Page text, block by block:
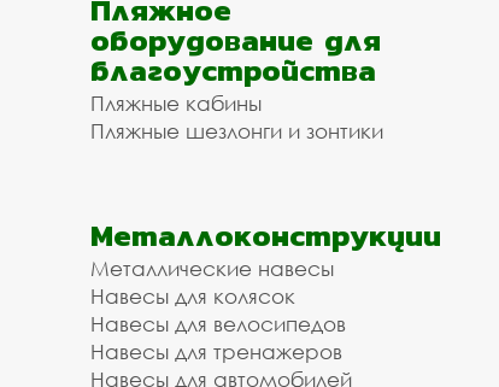
Пляжное
оборудование для
благоустройства
Пляжные кабины
Пляжные шезлонги и зонтики
Металлоконструкции
Металлические навесы
Навесы для колясок
Навесы для велосипедов
Навесы для тренажеров
Навесы для автомобилей